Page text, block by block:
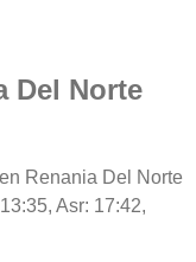
Del Norte
Renania Del Norte
Asr: 17:42,